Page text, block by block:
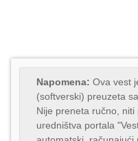
Napomena: Ova vest
(softverski) preuzeta
Nije preneta ručno,
uredništva portala